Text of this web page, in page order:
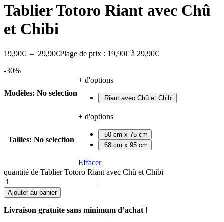
Tablier Totoro Riant avec Chû
et Chibi
19,90€ – 29,90€Plage de prix : 19,90€ à 29,90€
-30%
Modèles: No selection
+ d'options
Riant avec Chû et Chibi
Tailles: No selection
+ d'options
50 cm x 75 cm
68 cm x 95 cm
Effacer
quantité de Tablier Totoro Riant avec Chû et Chibi
Ajouter au panier
Livraison gratuite sans minimum d’achat !